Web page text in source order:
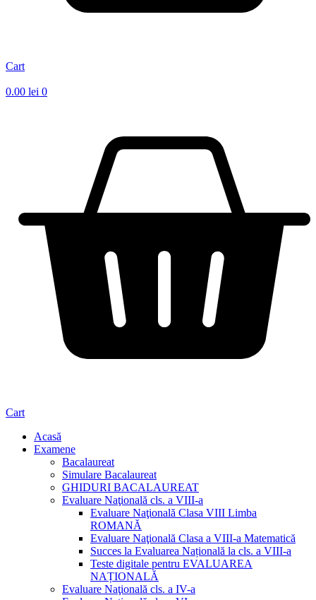
Cart
0.00 lei 0
Cart
Acasă
Examene
Bacalaureat
Simulare Bacalaureat
GHIDURI BACALAUREAT
Evaluare Naţională cls. a VIII-a
Evaluare Naţională Clasa VIII Limba
ROMANĂ
Evaluare Naţională Clasa a VIII-a Matematică
Succes la Evaluarea Națională la cls. a VIII-a
Teste digitale pentru EVALUAREA
NAȚIONALĂ
Evaluare Naţională cls. a IV-a